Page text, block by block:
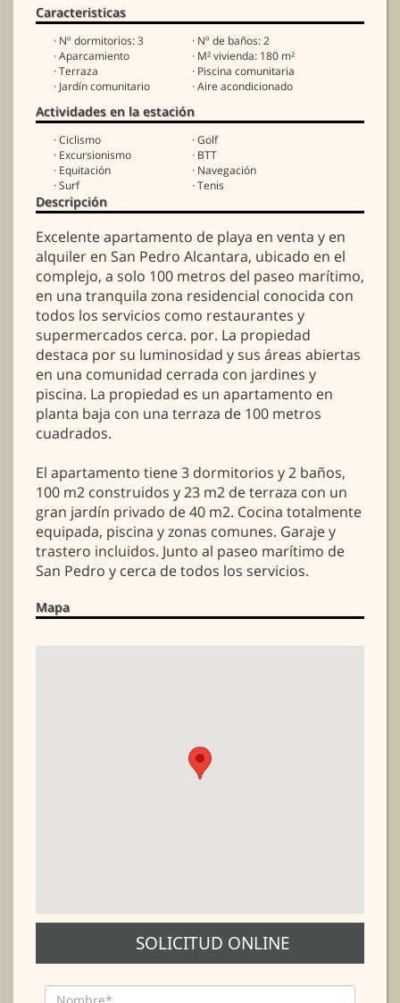
Caracteristicas
· Nº dormitorios: 3
· Nº de baños: 2
· Aparcamiento
· M² vivienda: 180 m²
· Terraza
· Piscina comunitaria
· Jardín comunitario
· Aire acondicionado
Actividades en la estación
· Ciclismo
· Golf
· Excursionismo
· BTT
· Equitación
· Navegación
· Surf
· Tenis
Descripción
Excelente apartamento de playa en venta y en
alquiler en San Pedro Alcantara, ubicado en el
complejo, a solo 100 metros del paseo marítimo,
en una tranquila zona residencial conocida con
todos los servicios como restaurantes y
supermercados cerca. por. La propiedad
destaca por su luminosidad y sus áreas abiertas
en una comunidad cerrada con jardines y
piscina. La propiedad es un apartamento en
planta baja con una terraza de 100 metros
cuadrados.
El apartamento tiene 3 dormitorios y 2 baños,
100 m2 construidos y 23 m2 de terraza con un
gran jardín privado de 40 m2. Cocina totalmente
equipada, piscina y zonas comunes. Garaje y
trastero incluidos. Junto al paseo marítimo de
San Pedro y cerca de todos los servicios.
Mapa
SOLICITUD ONLINE